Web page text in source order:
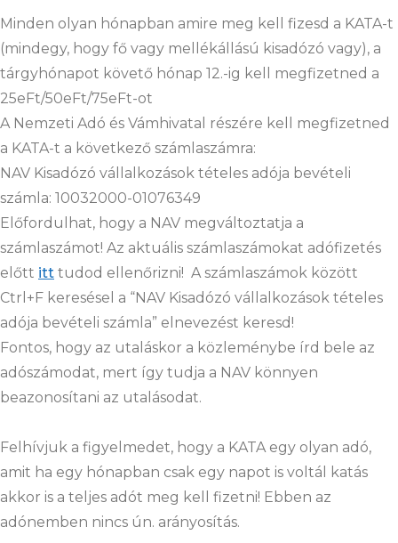
Minden olyan hónapban amire meg kell fizesd a KATA-t
(mindegy, hogy fő vagy mellékállású kisadózó vagy), a
tárgyhónapot követő hónap 12.-ig kell megfizetned a
25eFt/50eFt/75eFt-ot
A Nemzeti Adó és Vámhivatal részére kell megfizetned
a KATA-t a következő számlaszámra:
NAV Kisadózó vállalkozások tételes adója bevételi
számla: 10032000-01076349
Előfordulhat, hogy a NAV megváltoztatja a
számlaszámot! Az aktuális számlaszámokat adófizetés
előtt itt tudod ellenőrizni! A számlaszámok között
Ctrl+F keresésel a “NAV Kisadózó vállalkozások tételes
adója bevételi számla” elnevezést keresd!
Fontos, hogy az utaláskor a közleménybe írd bele az
adószámodat, mert így tudja a NAV könnyen
beazonosítani az utalásodat.
Felhívjuk a figyelmedet, hogy a KATA egy olyan adó,
amit ha egy hónapban csak egy napot is voltál katás
akkor is a teljes adót meg kell fizetni! Ebben az
adónemben nincs ún. arányosítás.